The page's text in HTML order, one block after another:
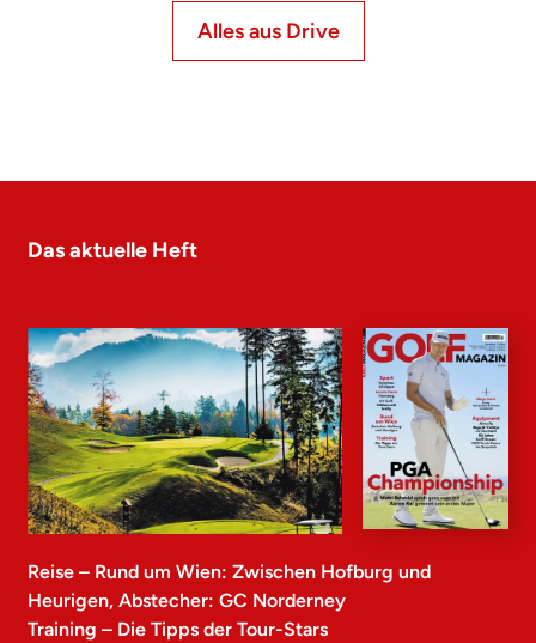
Alles aus Drive
Das aktuelle Heft
Reise – Rund um Wien: Zwischen Hofburg und
Heurigen, Abstecher: GC Norderney
Training – Die Tipps der Tour-Stars